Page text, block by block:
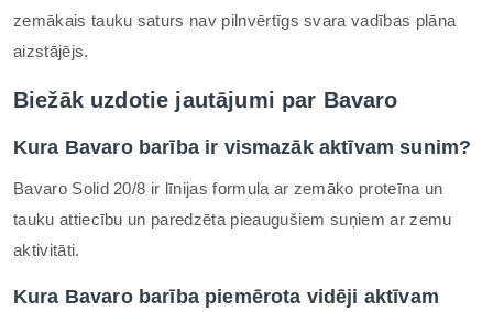
zemākais tauku saturs nav pilnvērtīgs svara vadības plāna
aizstājējs.
Biežāk uzdotie jautājumi par Bavaro
Kura Bavaro barība ir vismazāk aktīvam sunim?
Bavaro Solid 20/8 ir līnijas formula ar zemāko proteīna un
tauku attiecību un paredzēta pieaugušiem suņiem ar zemu
aktivitāti.
Kura Bavaro barība piemērota vidēji aktīvam